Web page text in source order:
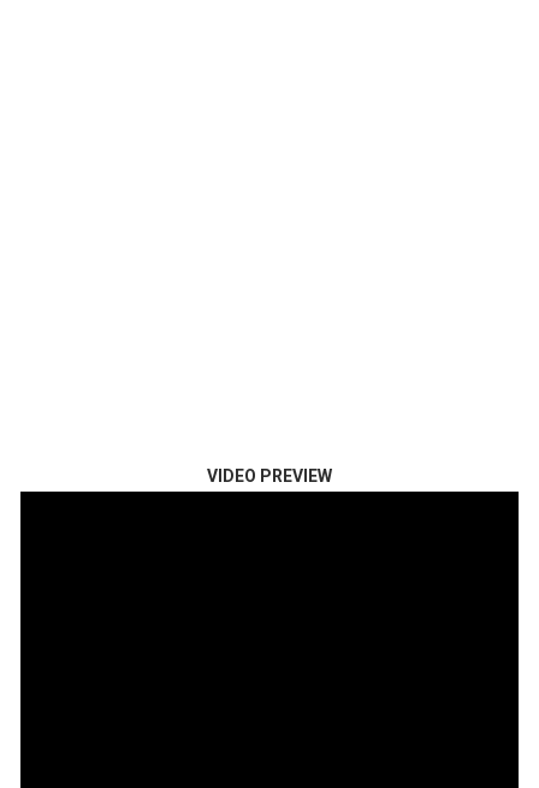
VIDEO PREVIEW